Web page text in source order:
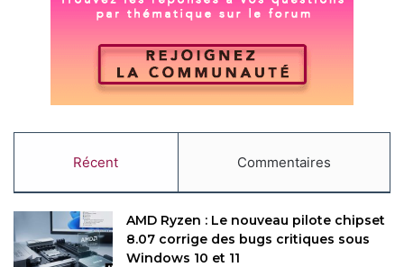
Récent Commentaires
AMD Ryzen : Le nouveau pilote chipset
8.07 corrige des bugs critiques sous
Windows 10 et 11